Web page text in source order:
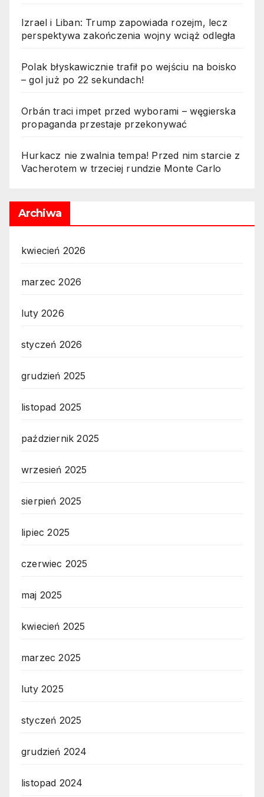
Izrael i Liban: Trump zapowiada rozejm, lecz
perspektywa zakończenia wojny wciąż odległa
Polak błyskawicznie trafił po wejściu na boisko
– gol już po 22 sekundach!
Orbán traci impet przed wyborami – węgierska
propaganda przestaje przekonywać
Hurkacz nie zwalnia tempa! Przed nim starcie z
Vacherotem w trzeciej rundzie Monte Carlo
Archiwa
kwiecień 2026
marzec 2026
luty 2026
styczeń 2026
grudzień 2025
listopad 2025
październik 2025
wrzesień 2025
sierpień 2025
lipiec 2025
czerwiec 2025
maj 2025
kwiecień 2025
marzec 2025
luty 2025
styczeń 2025
grudzień 2024
listopad 2024